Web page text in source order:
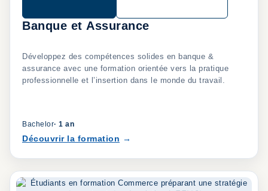
Banque et Assurance
Développez des compétences solides en banque &
assurance avec une formation orientée vers la pratique
professionnelle et l’insertion dans le monde du travail.
Bachelor· 1 an
Découvrir la formation